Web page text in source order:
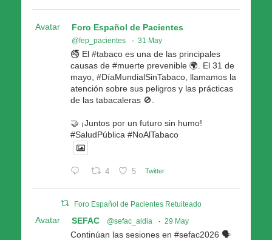
Avatar Foro Español de Pacientes
@fep_pacientes · 31 May
🚭 El #tabaco es una de las principales
causas de #muerte prevenible 🌍. El 31 de
mayo, #DíaMundialSinTabaco, llamamos la
atención sobre sus peligros y las prácticas
de las tabacaleras 🚫.
🤝 ¡Juntos por un futuro sin humo!
#SaludPública #NoAlTabaco
4 5 Twitter
Foro Español de Pacientes Retuiteado
Avatar SEFAC @sefac_aldia · 29 May
Continúan las sesiones en #sefac2026 🗣️